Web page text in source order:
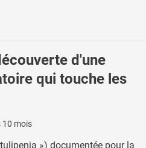
d'une
qui touche les
10 mois
») documentée pour la